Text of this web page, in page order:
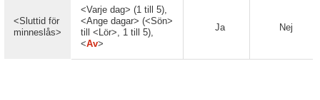
<Sluttid för
minneslås>
<Varje dag> (1 till 5),
<Ange dagar> (<Sön>
till <Lör>, 1 till 5),
<Av>
Ja Nej